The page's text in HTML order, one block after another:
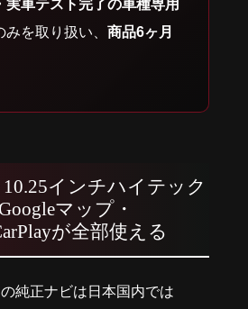
実車テスト完了の車種専用
みを取り扱い、 商品6ヶ月
インチハイテック
マップ・
が全部使える
純正ナビは日本国内では